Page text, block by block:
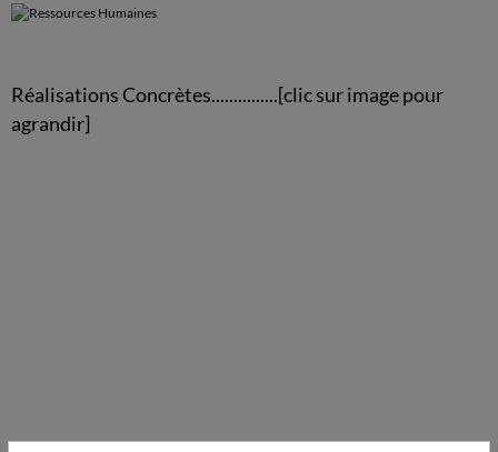
Réalisations Concrètes...............[clic sur image pour
agrandir]